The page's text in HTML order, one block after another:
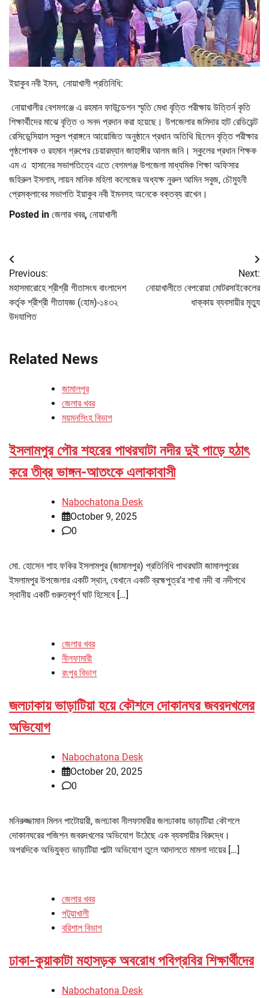
ইয়াকুব নবী ইমন, নোয়াখালী প্রতিনিধি:
নোয়াখালীর বেগমগঞ্জে এ রহমান ফাউন্ডেশন স্মৃতি মেধা বৃত্তি পরীক্ষায় উত্তির্ন কৃতি
শিক্ষার্থীদের মাঝে বৃত্তি ও সনদ প্রদান করা হয়েছে। উপজেলার জমিদার হাট রেডিয়েন্ট
রেসিডেন্সিয়াল স্কুল প্রাঙ্গনে আয়োজিত অনুষ্ঠানে প্রধান অতিথি ছিলেন বৃত্তি পরীক্ষার
পৃষ্ঠপোষক ও রহমান গ্রুপের চেয়ারম্যান জাহাঙ্গীর আলম জনি। স্কুলের প্রধান শিক্ষক
এম এ হাসানের সভাপতিত্বে এতে বেগমগঞ্জ উপজেলা মাধ্যমিক শিক্ষা অফিসার
জহিরুল ইসলাম, লায়ন মানিক মহিলা কলেজের অধ্যক্ষ নুরুল আমিন সবুজ, চৌমুহনী
প্রেসক্লাবের সভাপতি ইয়াকুব নবী ইমনসহ অনেকে বক্তব্য রাখেন।
Posted in জেলার খবর, নোয়াখালী
Post
navigation
Previous:
মহাসমারোহে শ্রীশ্রী গীতাসংঘ বাংলাদেশ
কর্তৃক শ্রীশ্রী গীতাযজ্ঞ (হোম)-১৪৩২
উদযাপিত
Next:
নোয়াখালীতে বেপরোয়া মোটরসাইকেলের
ধাক্কায় ব্যবসায়ীর মৃত্যু
Related News
জামালপুর
জেলার খবর
ময়মনসিংহ বিভাগ
ইসলামপুর পৌর শহরের পাথরঘাটা নদীর দুই পাড়ে হঠাৎ
করে তীব্র ভাঙ্গন-আতংকে এলাকাবাসী
Nabochatona Desk
October 9, 2025
0
মো. হোসেন শাহ ফকির ইসলামপুর (জামালপুর) প্রতিনিধি পাথরঘাটা জামালপুরের
ইসলামপুর উপজেলার একটি স্থান, যেখানে একটি ব্রহ্মপুত্র’র শাখা নদী বা নদীপথে
স্থানীয় একটি গুরুত্বপূর্ণ ঘাট হিসেবে […]
জেলার খবর
নীলফামারী
রংপুর বিভাগ
জলঢাকায় ভাড়াটিয়া হয়ে কৌশলে দোকানঘর জবরদখলের
অভিযোগ
Nabochatona Desk
October 20, 2025
0
মনিরুজ্জামান মিলন পাটোয়ারী, জলঢাকা নীলফামারীর জলঢাকায় ভাড়াটিয়া কৌশলে
দোকানঘরের পজিশন জবরদখলের অভিযোগ উঠেছে এক ব্যবসায়ীর বিরুদ্ধে।
অপরদিকে অভিযুক্ত ভাড়াটিয়া পাল্টা অভিযোগ তুলে আদালতে মামলা দায়ের […]
জেলার খবর
পটুয়াখালী
বরিশাল বিভাগ
ঢাকা-কুয়াকাটা মহাসড়ক অবরোধ পবিপ্রবির শিক্ষার্থীদের
Nabochatona Desk